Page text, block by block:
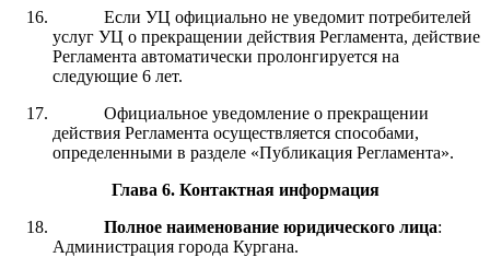
Если УЦ официально не уведомит потребителей
услуг УЦ о прекращении действия Регламента, действие
Регламента автоматически пролонгируется на
следующие 6 лет.
Официальное уведомление о прекращении
действия Регламента осуществляется способами,
определенными в разделе «Публикация Регламента».
Глава 6. Контактная информация
Полное наименование юридического лица:
Администрация города Кургана.